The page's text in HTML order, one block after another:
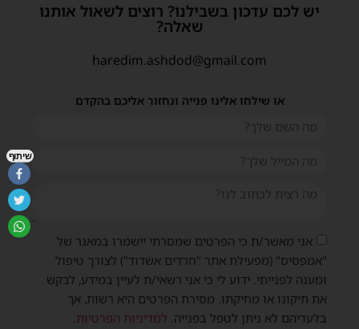
יש לכם עדכון בשבילנו? רוצים לשאול אותנו
שאלה?
haredim.ashdod@gmail.com
או שילחו אלינו פנייה ונחזור אליכם בהקדם
אני מאשר/ת כי הפרטים שמסרתי יישמרו במאגר של
"אמפסיס" (מפעילת אתר "חרדים אשדוד") לצורך טיפול
ומענה לפנייתי. ידוע לי כי אני רשאי/ת לעיין במידע, לבקש
את תיקונו או מחיקתו. מסירת הפרטים היא רשות, אך
בלעדיהם לא ניתן לטפל בפנייה. למדיניות הפרטיות
שיתוף